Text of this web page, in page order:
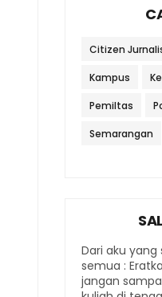
Citizen
Kampus
Pemiltas
Semarangan
Dari aku
semua :
jangan